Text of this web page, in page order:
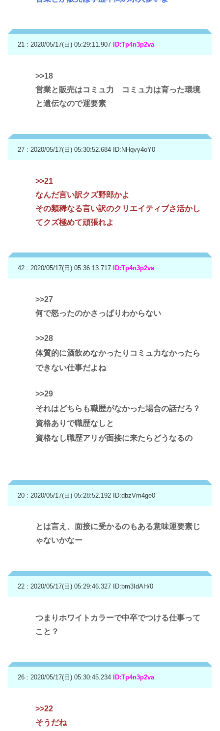
21 : 2020/05/17(日) 05:29:11.907 ID:Tp4n3p2va
>>18
営業と販売はコミュ力 コミュ力は育った環境
と遺伝なので運要素
27 : 2020/05/17(日) 05:30:52.684 ID:NHqvy4oY0
>>21
なんだ言い訳クズ野郎かよ
その類稀なる言い訳のクリエイティブさ活かし
てクズ極めて頑張れよ
42 : 2020/05/17(日) 05:36:13.717 ID:Tp4n3p2va
>>27
何で怒ったのかさっぱりわからない
>>28
体質的に酒飲めなかったりコミュ力なかったら
できない仕事だよね
>>29
それはどちらも職歴がなかった場合の話だろ？
資格ありで職歴なしと
資格なし職歴アリが面接に来たらどうなるの
20 : 2020/05/17(日) 05:28:52.192 ID:dbzVm4ge0
とは言え、面接に受かるのもある意味運要素じ
ゃないかなー
22 : 2020/05/17(日) 05:29:46.327 ID:bm3IdAH/0
つまりホワイトカラーで中卒でつける仕事って
こと？
26 : 2020/05/17(日) 05:30:45.234 ID:Tp4n3p2va
>>22
そうだね